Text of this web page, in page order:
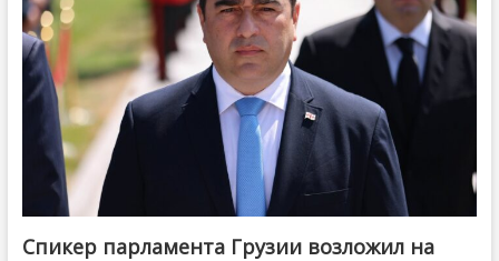
Спикер парламента Грузии возложил на